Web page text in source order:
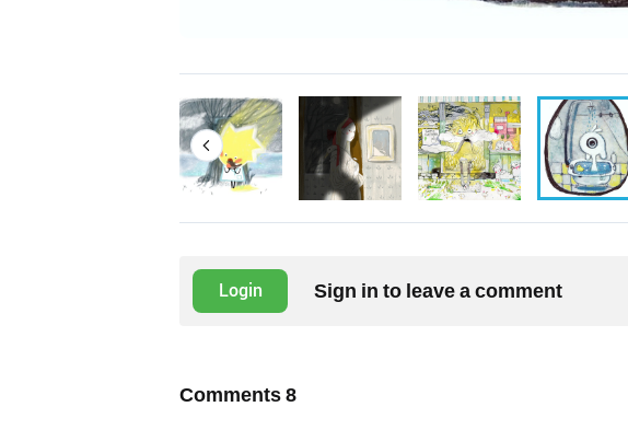
Login Sign in to leave a comment
Comments8